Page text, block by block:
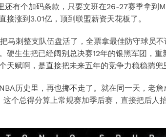
还有个加码条款，只要文班在26-27赛季拿到
涨到3.01亿，顶到联盟薪资天花板了。
马刺整支队伍盘活了，全票拿最佳防守球员
硬生生把已经阔别总决赛12年的银黑军团，重
天赋啊，是直接把未来五年的竞争力稳稳揣兜
历史里，再也挪不走了。就在同一天，老
个总得分算上常规赛加季后赛，直接把后人